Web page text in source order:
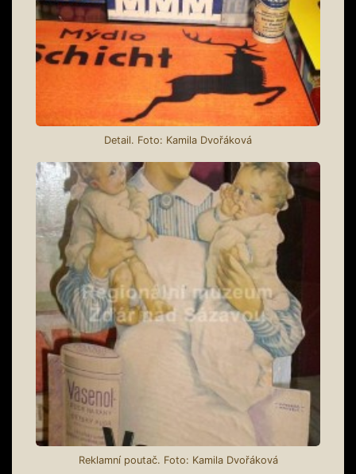
Detail. Foto: Kamila Dvořáková
Reklamní poutač. Foto: Kamila Dvořáková